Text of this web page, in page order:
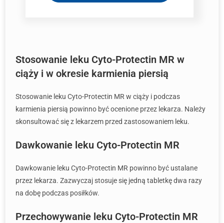
Stosowanie leku Cyto-Protectin MR w
ciąży i w okresie karmienia piersią
Stosowanie leku Cyto-Protectin MR w ciąży i podczas
karmienia piersią powinno być ocenione przez lekarza. Należy
skonsultować się z lekarzem przed zastosowaniem leku.
Dawkowanie leku Cyto-Protectin MR
Dawkowanie leku Cyto-Protectin MR powinno być ustalane
przez lekarza. Zazwyczaj stosuje się jedną tabletkę dwa razy
na dobę podczas posiłków.
Przechowywanie leku Cyto-Protectin MR